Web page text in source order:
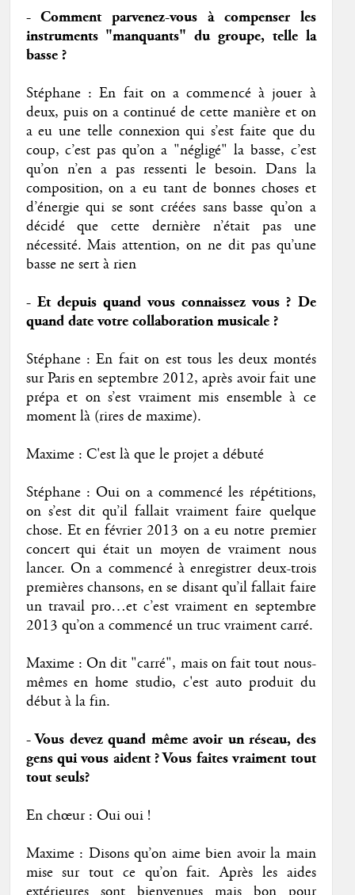
- Comment parvenez-vous à compenser les
instruments "manquants" du groupe, telle la
basse ?
Stéphane : En fait on a commencé à jouer à
deux, puis on a continué de cette manière et on
a eu une telle connexion qui s’est faite que du
coup, c’est pas qu’on a "négligé" la basse, c’est
qu’on n’en a pas ressenti le besoin. Dans la
composition, on a eu tant de bonnes choses et
d’énergie qui se sont créées sans basse qu’on a
décidé que cette dernière n’était pas une
nécessité. Mais attention, on ne dit pas qu’une
basse ne sert à rien
- Et depuis quand vous connaissez vous ? De
quand date votre collaboration musicale ?
Stéphane : En fait on est tous les deux montés
sur Paris en septembre 2012, après avoir fait une
prépa et on s’est vraiment mis ensemble à ce
moment là (rires de maxime).
Maxime : C'est là que le projet a débuté
Stéphane : Oui on a commencé les répétitions,
on s’est dit qu’il fallait vraiment faire quelque
chose. Et en février 2013 on a eu notre premier
concert qui était un moyen de vraiment nous
lancer. On a commencé à enregistrer deux-trois
premières chansons, en se disant qu’il fallait faire
un travail pro…et c’est vraiment en septembre
2013 qu’on a commencé un truc vraiment carré.
Maxime : On dit "carré", mais on fait tout nous-
mêmes en home studio, c'est auto produit du
début à la fin.
- Vous devez quand même avoir un réseau, des
gens qui vous aident ? Vous faites vraiment tout
tout seuls?
En chœur : Oui oui !
Maxime : Disons qu’on aime bien avoir la main
mise sur tout ce qu’on fait. Après les aides